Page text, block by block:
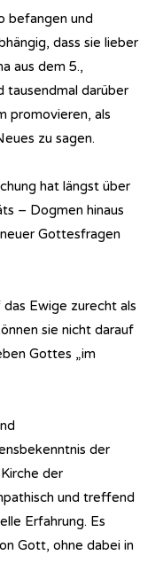
befangen und
dass sie lieber
aus dem 5.,
tausendmal darüber
promovieren, als
zu sagen.
hat längst über
– Dogmen hinaus
Gottesfragen
Ewige zurecht als
sie nicht darauf
Gottes „im
der
der
und treffend
Erfahrung. Es
Gott, ohne dabei in